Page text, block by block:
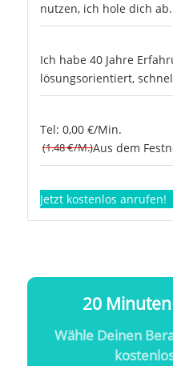
nutzen, ich hole dich ab.
Ich habe 40 Jahre
lösungsorientiert,
Tel: 0,00 €/Min.
(1.48 €/M.)Aus dem
Jetzt kostenlos anrufen!
20
Wähle Deinen